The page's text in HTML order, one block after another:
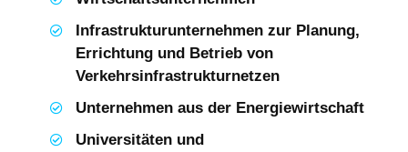
Infrastrukturunternehmen zur Planung,
Errichtung und Betrieb von
Verkehrsinfrastrukturnetzen
Unternehmen aus der Energiewirtschaft
Universitäten und